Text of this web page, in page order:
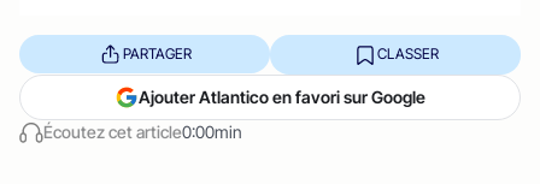
Écoutez cet article0:00min
PARTAGER CLASSER
Ajouter Atlantico en favori sur Google